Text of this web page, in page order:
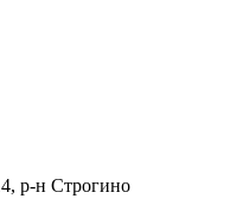
р-н Строгино